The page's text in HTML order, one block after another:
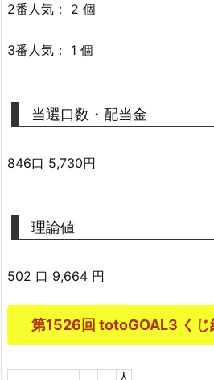
2番人気： 2 個
3番人気： 1 個
当選口数・配当金
846口 5,730円
理論値
502 口 9,664 円
第1526回 totoGOAL3 くじ
人